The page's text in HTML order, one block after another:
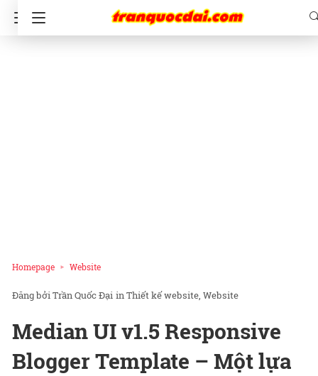
Homepage Website
Trần Quốc Đại inThiết kế website Website
Median UI v1.5 Responsive
Blogger Template – Một lựa